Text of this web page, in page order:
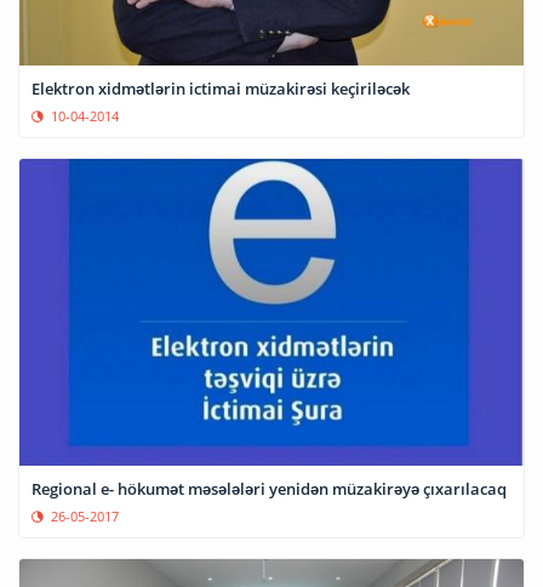
Elektron xidmətlərin ictimai müzakirəsi keçiriləcək
10-04-2014
Regional e- hökumət məsələləri yenidən müzakirəyə çıxarılacaq
26-05-2017